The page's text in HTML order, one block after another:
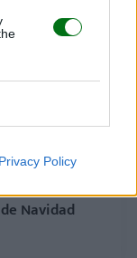
Privacy Policy
Navidad